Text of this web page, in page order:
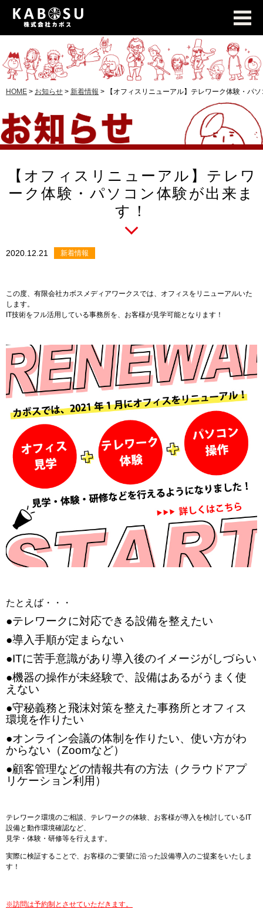
HOME > お知らせ > 新着情報 > 【オフィスリニューアル】テレワーク体験・パ
【オフィスリニューアル】テレワ
ーク体験・パソコン体験が出来ま
す！
2020.12.21 新着情報
この度、有限会社カボスメディアワークスでは、オフィスをリニューアルいた
します。
IT技術をフル活用している事務所を、お客様が見学可能となります！
たとえば・・・
●テレワークに対応できる設備を整えたい
●導入手順が定まらない
●ITに苦手意識があり導入後のイメージがしづらい
●機器の操作が未経験で、設備はあるがうまく使
えない
●守秘義務と飛沫対策を整えた事務所とオフィス
環境を作りたい
●オンライン会議の体制を作りたい、使い方がわ
からない（Zoomなど）
●顧客管理などの情報共有の方法（クラウドアプ
リケーション利用）
テレワーク環境のご相談、テレワークの体験、お客様が導入を検討しているIT
設備と動作環境確認など、
見学・体験・研修等を行えます。
実際に検証することで、お客様のご要望に沿った設備導入のご提案をいたしま
す！
※訪問は予約制とさせていただきます。